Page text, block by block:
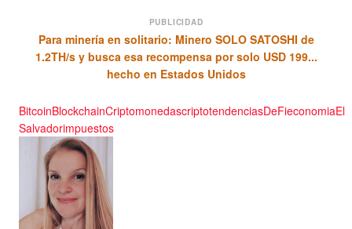
PUBLICIDAD
Para minería en solitario: Minero SOLO SATOSHI de
1.2TH/s y busca esa recompensa por solo USD 199...
hecho en Estados Unidos
BitcoinBlockchainCriptomonedascriptotendenciasDeFieconomiaEl
Salvadorimpuestos